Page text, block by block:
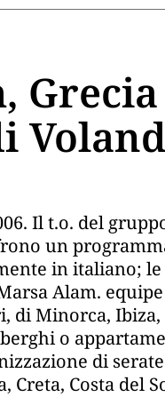
Il t.o. del
un
in italiano;
Alam.
Minorca, Ibiza,
o
di
Costa del